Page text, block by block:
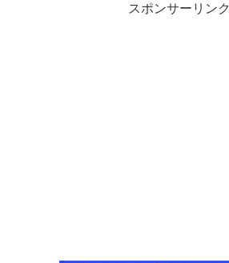
スポンサーリンク